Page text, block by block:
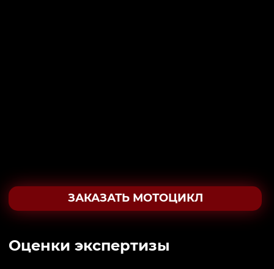
ЗАКАЗАТЬ МОТОЦИКЛ
Oценки экспертизы